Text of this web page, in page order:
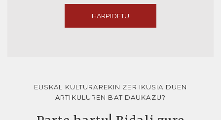
HARPIDETU
EUSKAL KULTURAREKIN ZER IKUSIA DUEN
ARTIKULUREN BAT DAUKAZU?